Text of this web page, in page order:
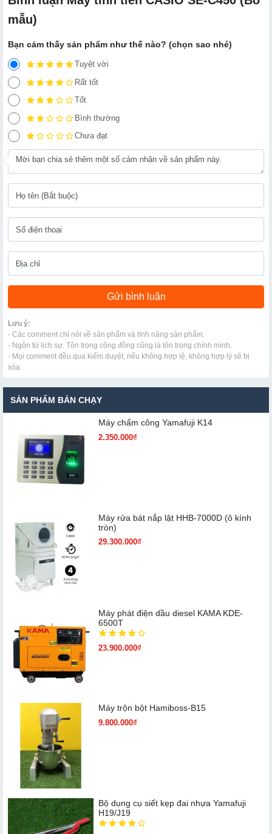
mẫu)
Bạn cảm thấy sản phẩm như thế nào? (chọn sao nhé)
Tuyệt vời
Rất tốt
Tốt
Bình thường
Chưa đạt
Lưu ý:
- Các comment chỉ nói về sản phẩm và tính năng sản phẩm.
- Ngôn từ lịch sự. Tôn trọng cộng đồng cũng là tôn trọng chính mình.
- Mọi comment đều qua kiểm duyệt, nếu không hợp lệ, không hợp lý sẽ bị
xóa.
SẢN PHẨM BÁN CHẠY
Máy chấm cô​ng Yamafuji K14
2.350.000₫
Máy rửa bát nắp lật HHB-7000D (ô kính
tròn)
29.300.000₫
Máy phát điện dầu diesel KAMA KDE-
6500T
23.900.000₫
Máy trộn bột Hamiboss-B15
9.800.000₫
Bộ dụng cụ siết kẹp đai nhựa Yamafuji
H19/J19